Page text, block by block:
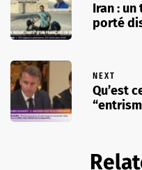
Iran :
porté
NEXT
Qu’est